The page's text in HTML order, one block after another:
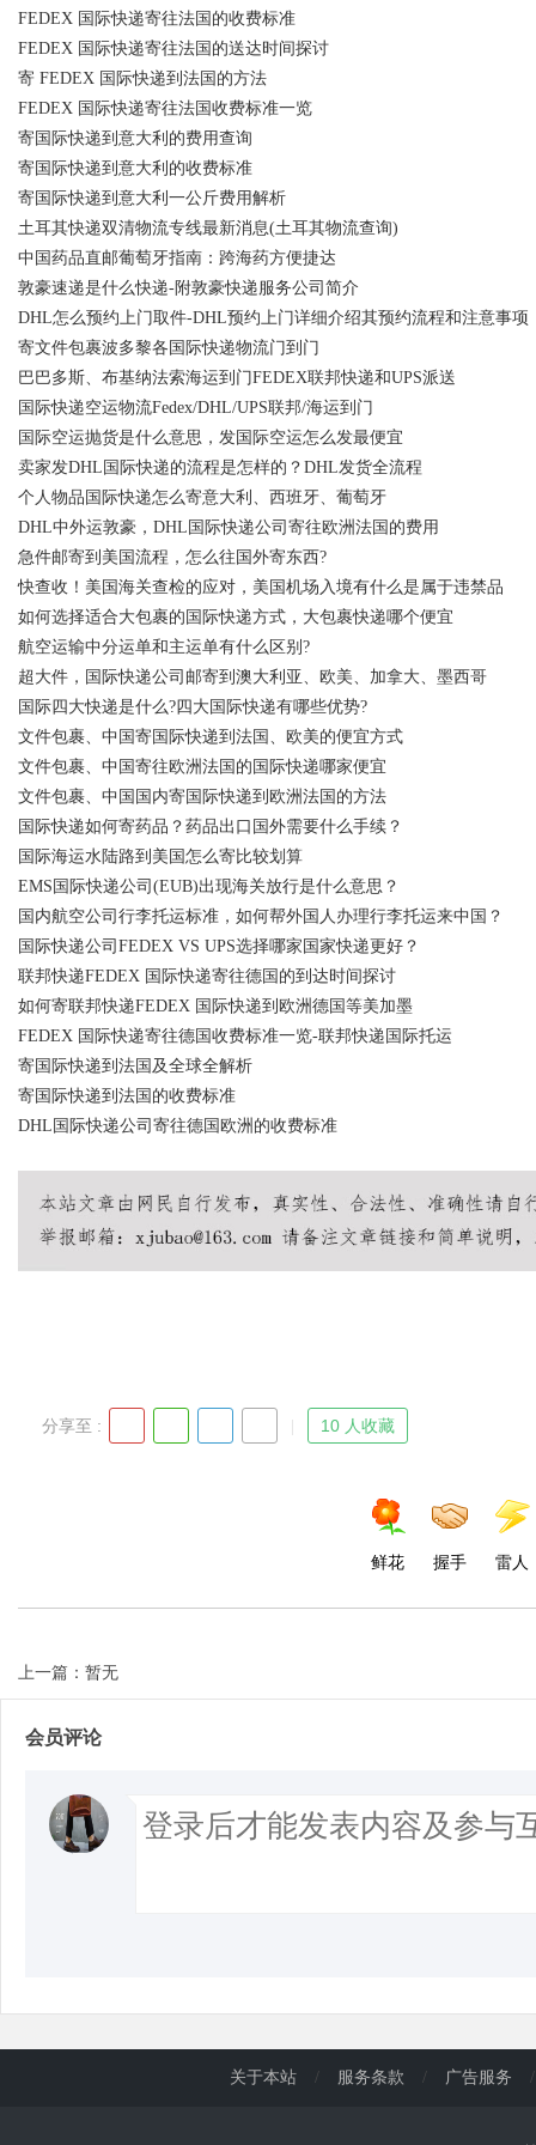
FEDEX 国际快递寄往法国的收费标准
FEDEX 国际快递寄往法国的送达时间探讨
寄 FEDEX 国际快递到法国的方法
FEDEX 国际快递寄往法国收费标准一览
寄国际快递到意大利的费用查询
寄国际快递到意大利的收费标准
寄国际快递到意大利一公斤费用解析
土耳其快递双清物流专线最新消息(土耳其物流查询)
中国药品直邮葡萄牙指南：跨海药方便捷达
敦豪速递是什么快递-附敦豪快递服务公司简介
DHL怎么预约上门取件-DHL预约上门详细介绍其预约流程和注意事项
寄文件包裹波多黎各国际快递物流门到门
巴巴多斯、布基纳法索海运到门FEDEX联邦快递和UPS派送
国际快递空运物流Fedex/DHL/UPS联邦/海运到门
国际空运抛货是什么意思，发国际空运怎么发最便宜
卖家发DHL国际快递的流程是怎样的？DHL发货全流程
个人物品国际快递怎么寄意大利、西班牙、葡萄牙
DHL中外运敦豪，DHL国际快递公司寄往欧洲法国的费用
急件邮寄到美国流程，怎么往国外寄东西?
快查收！美国海关查检的应对，美国机场入境有什么是属于违禁品
如何选择适合大包裹的国际快递方式，大包裹快递哪个便宜
航空运输中分运单和主运单有什么区别?
超大件，国际快递公司邮寄到澳大利亚、欧美、加拿大、墨西哥
国际四大快递是什么?四大国际快递有哪些优势?
文件包裹、中国寄国际快递到法国、欧美的便宜方式
文件包裹、中国寄往欧洲法国的国际快递哪家便宜
文件包裹、中国国内寄国际快递到欧洲法国的方法
国际快递如何寄药品？药品出口国外需要什么手续？
国际海运水陆路到美国怎么寄比较划算
EMS国际快递公司(EUB)出现海关放行是什么意思？
国内航空公司行李托运标准，如何帮外国人办理行李托运来中国？
国际快递公司FEDEX VS UPS选择哪家国家快递更好？
联邦快递FEDEX 国际快递寄往德国的到达时间探讨
如何寄联邦快递FEDEX 国际快递到欧洲德国等美加墨
FEDEX 国际快递寄往德国收费标准一览-联邦快递国际托运
寄国际快递到法国及全球全解析
寄国际快递到法国的收费标准
DHL国际快递公司寄往德国欧洲的收费标准
分享至 : 10 人收藏
鲜花 握手 雷人
上一篇：暂无
会员评论
关于本站 / 服务条款 / 广告服务 /